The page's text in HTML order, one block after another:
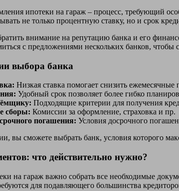
ипотеки на гараж – процесс, требующий
не только процентную ставку, но и срок
внимание на репутацию банка и его
с предложениями нескольких банков,
выбора банка
Низкая ставка помогает снизить ежемесячные
Удобный срок позволяет более гибко
Подходящие критерии для получения
сборы: Комиссии за оформление, страховка и пр.
погашения: Условия досрочного
вы сможете выбрать банк, условия которого
что действительно нужно?
на гараж важно собрать все необходимые
для подавляющего большинства